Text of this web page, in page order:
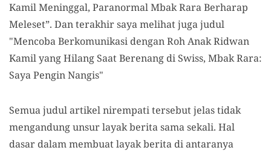
Kamil Meninggal, Paranormal Mbak Rara Berharap
Meleset”. Dan terakhir saya melihat juga judul
"Mencoba Berkomunikasi dengan Roh Anak Ridwan
Kamil yang Hilang Saat Berenang di Swiss, Mbak Rara:
Saya Pengin Nangis"
Semua judul artikel nirempati tersebut jelas tidak
mengandung unsur layak berita sama sekali. Hal
dasar dalam membuat layak berita di antaranya